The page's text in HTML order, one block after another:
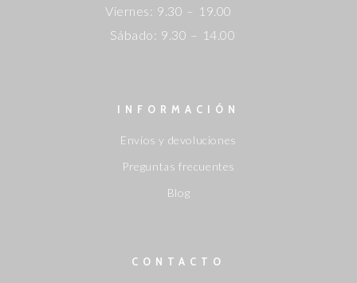
Viernes: 9.30 – 19.00
Sábado: 9.30 – 14.00
INFORMACIÓN
Envíos y devoluciones
Preguntas frecuentes
Blog
CONTACTO